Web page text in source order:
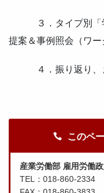
３．タイプ別「
提案＆事例照会（ワー
４．振り返り、
このペ
産業労働部 雇用労働
TEL：018-860-2334